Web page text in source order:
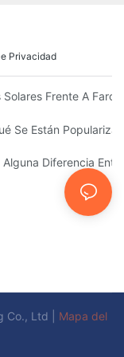
Privacidad
Del Mundo
Solares Frente A
Farolas Solares?
Se Están
Suave
Alguna Diferencia
Ltd |
Mapa del